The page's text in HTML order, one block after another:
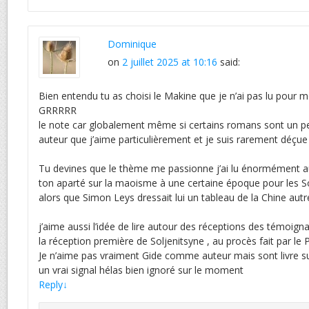
Dominique
on 2 juillet 2025 at 10:16 said:
Bien entendu tu as choisi le Makine que je n’ai pas lu pour
GRRRRR
le note car globalement même si certains romans sont un
auteur que j’aime particulièrement et je suis rarement déçue
Tu devines que le thème me passionne j’ai lu énormément
ton aparté sur la maoisme à une certaine époque pour les
alors que Simon Leys dressait lui un tableau de la Chine
j’aime aussi l’idée de lire autour des réceptions des
la réception première de Soljenitsyne , au procès fait par le
Je n’aime pas vraiment Gide comme auteur mais sont livre
un vrai signal hélas bien ignoré sur le moment
Reply↓